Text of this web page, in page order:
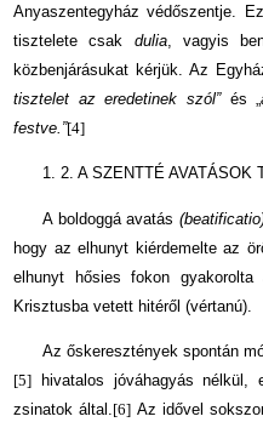
Anyaszentegyház védőszentje.
tisztelete csak dulia, vagyis
közbenjárásukat kérjük. Az
tisztelet az eredetinek szól”és „
festve.”[4]
1. 2. A SZENTTÉ AVATÁSOK
A boldoggá avatás
hogy az elhunyt kiérdemelte az
elhunyt hősies fokon
Krisztusba vetett hitéről (vértanú).
Az őskeresztények spontán
[5] hivatalos jóváhagyás
zsinatok által.[6] Az idővel